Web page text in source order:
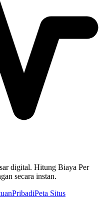
digital. Hitung Biaya Per
secara instan.
PribadiPeta Situs